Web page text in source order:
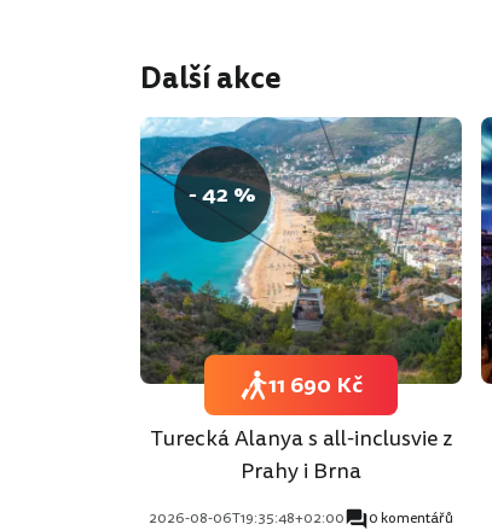
Další akce
- 42 %
Turecká Alanya s all-inclusvie z
Prahy i Brna
2026-08-06T19:35:48+02:00 0 komentářů
11 690 Kč